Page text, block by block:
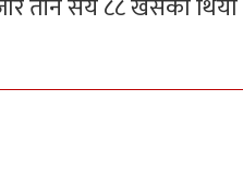
तीन सय ८८ खसेको थियो